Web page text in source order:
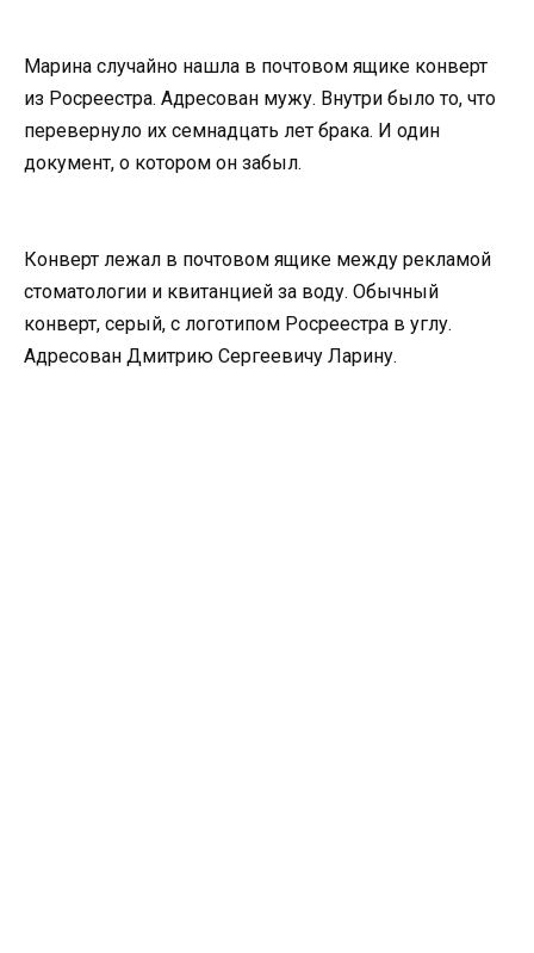
Марина случайно нашла в почтовом ящике конверт
из Росреестра. Адресован мужу. Внутри было то, что
перевернуло их семнадцать лет брака. И один
документ, о котором он забыл.
Конверт лежал в почтовом ящике между рекламой
стоматологии и квитанцией за воду. Обычный
конверт, серый, с логотипом Росреестра в углу.
Адресован Дмитрию Сергеевичу Ларину.